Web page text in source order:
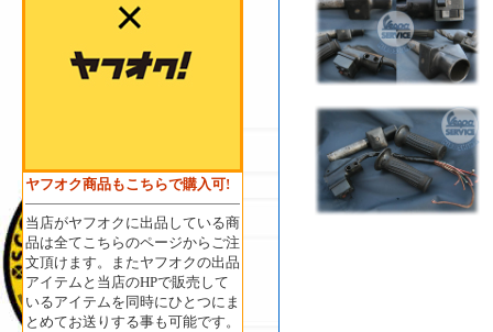
ヤフオク商品もこちらで購入可!
当店がヤフオクに出品している商
品は全てこちらのページからご注
文頂けます。またヤフオクの出品
アイテムと当店のHPで販売して
いるアイテムを同時にひとつにま
とめてお送りする事も可能です。